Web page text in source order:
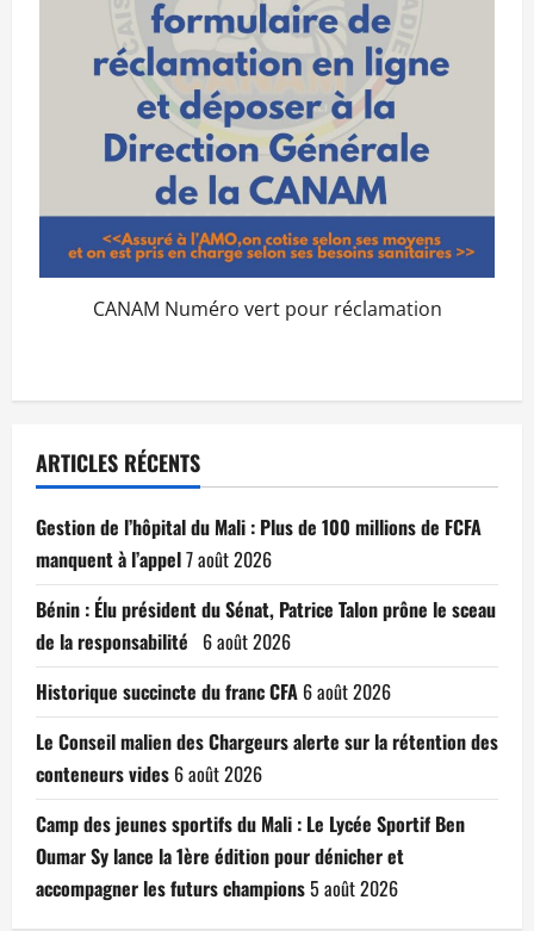
CANAM Numéro vert pour réclamation
ARTICLES RÉCENTS
Gestion de l’hôpital du Mali : Plus de 100 millions de FCFA
manquent à l’appel7 août 2026
Bénin : Élu président du Sénat, Patrice Talon prône le sceau
de la responsabilité 6 août 2026
Historique succincte du franc CFA 6 août 2026
Le Conseil malien des Chargeurs alerte sur la rétention des
conteneurs vides 6 août 2026
Camp des jeunes sportifs du Mali : Le Lycée Sportif Ben
Oumar Sy lance la 1ère édition pour dénicher et
accompagner les futurs champions5 août 2026